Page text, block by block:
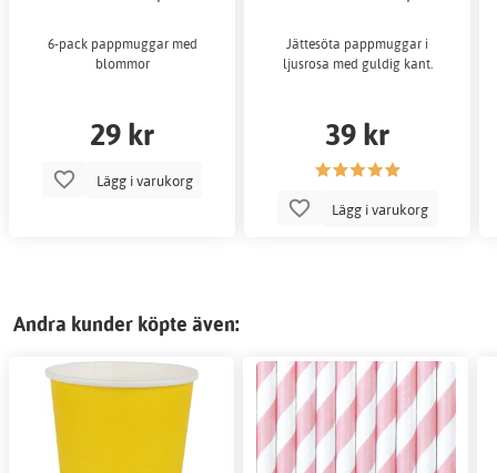
6-pack pappmuggar med
blommor
29 kr
Lägg i varukorg
Jättesöta pappmuggar i
ljusrosa med guldig kant.
39 kr
Lägg i varukorg
Andra kunder köpte även: